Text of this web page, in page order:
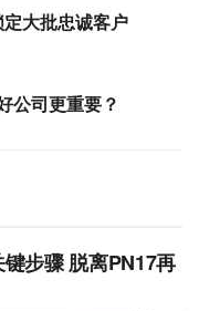
大批忠诚客户
公司更重要？
步骤 脱离PN17再